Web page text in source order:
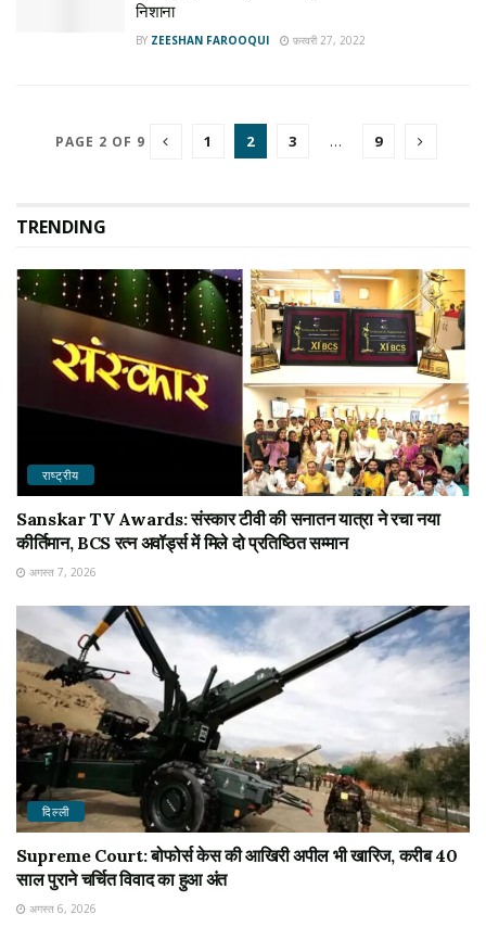
निशाना
BY ZEESHAN FAROOQUI फ़रवरी 27, 2022
PAGE 2 OF 9 1 2 3 … 9
TRENDING
राष्ट्रीय
Sanskar TV Awards: संस्कार टीवी की सनातन यात्रा ने रचा नया
कीर्तिमान, BCS रत्न अवॉर्ड्स में मिले दो प्रतिष्ठित सम्मान
अगस्त 7, 2026
दिल्ली
Supreme Court: बोफोर्स केस की आखिरी अपील भी खारिज, करीब 40
साल पुराने चर्चित विवाद का हुआ अंत
अगस्त 6, 2026